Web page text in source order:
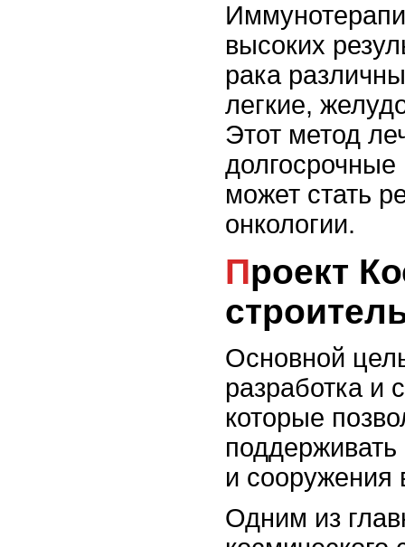
высоких
рака
легкие,
Этот метод
может стать
онкологии.
Проект Космическое
Основной
разработка и
которые
и сооружения
Одним из